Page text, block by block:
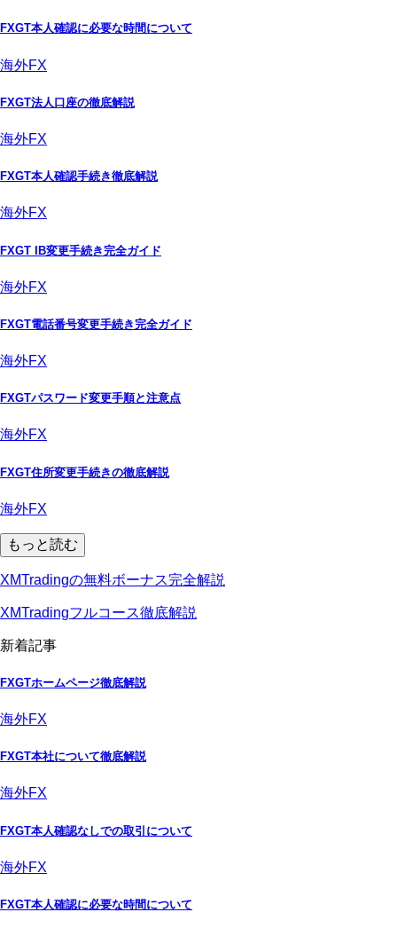
FXGT本人確認に必要な時間について
海外FX
FXGT法人口座の徹底解説
海外FX
FXGT本人確認手続き徹底解説
海外FX
FXGT IB変更手続き完全ガイド
海外FX
FXGT電話番号変更手続き完全ガイド
海外FX
FXGTパスワード変更手順と注意点
海外FX
FXGT住所変更手続きの徹底解説
海外FX
もっと読む
XMTradingの無料ボーナス完全解説
XMTradingフルコース徹底解説
新着記事
FXGTホームページ徹底解説
海外FX
FXGT本社について徹底解説
海外FX
FXGT本人確認なしでの取引について
海外FX
FXGT本人確認に必要な時間について